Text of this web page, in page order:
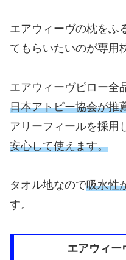
エアウィーヴの枕をふ
てもらいたいのが専用
エアウィーヴピロー全
日本アトピー協会が推
アリーフィールを採用
安心して使えます。
タオル地なので吸水性
す。
エアウィー